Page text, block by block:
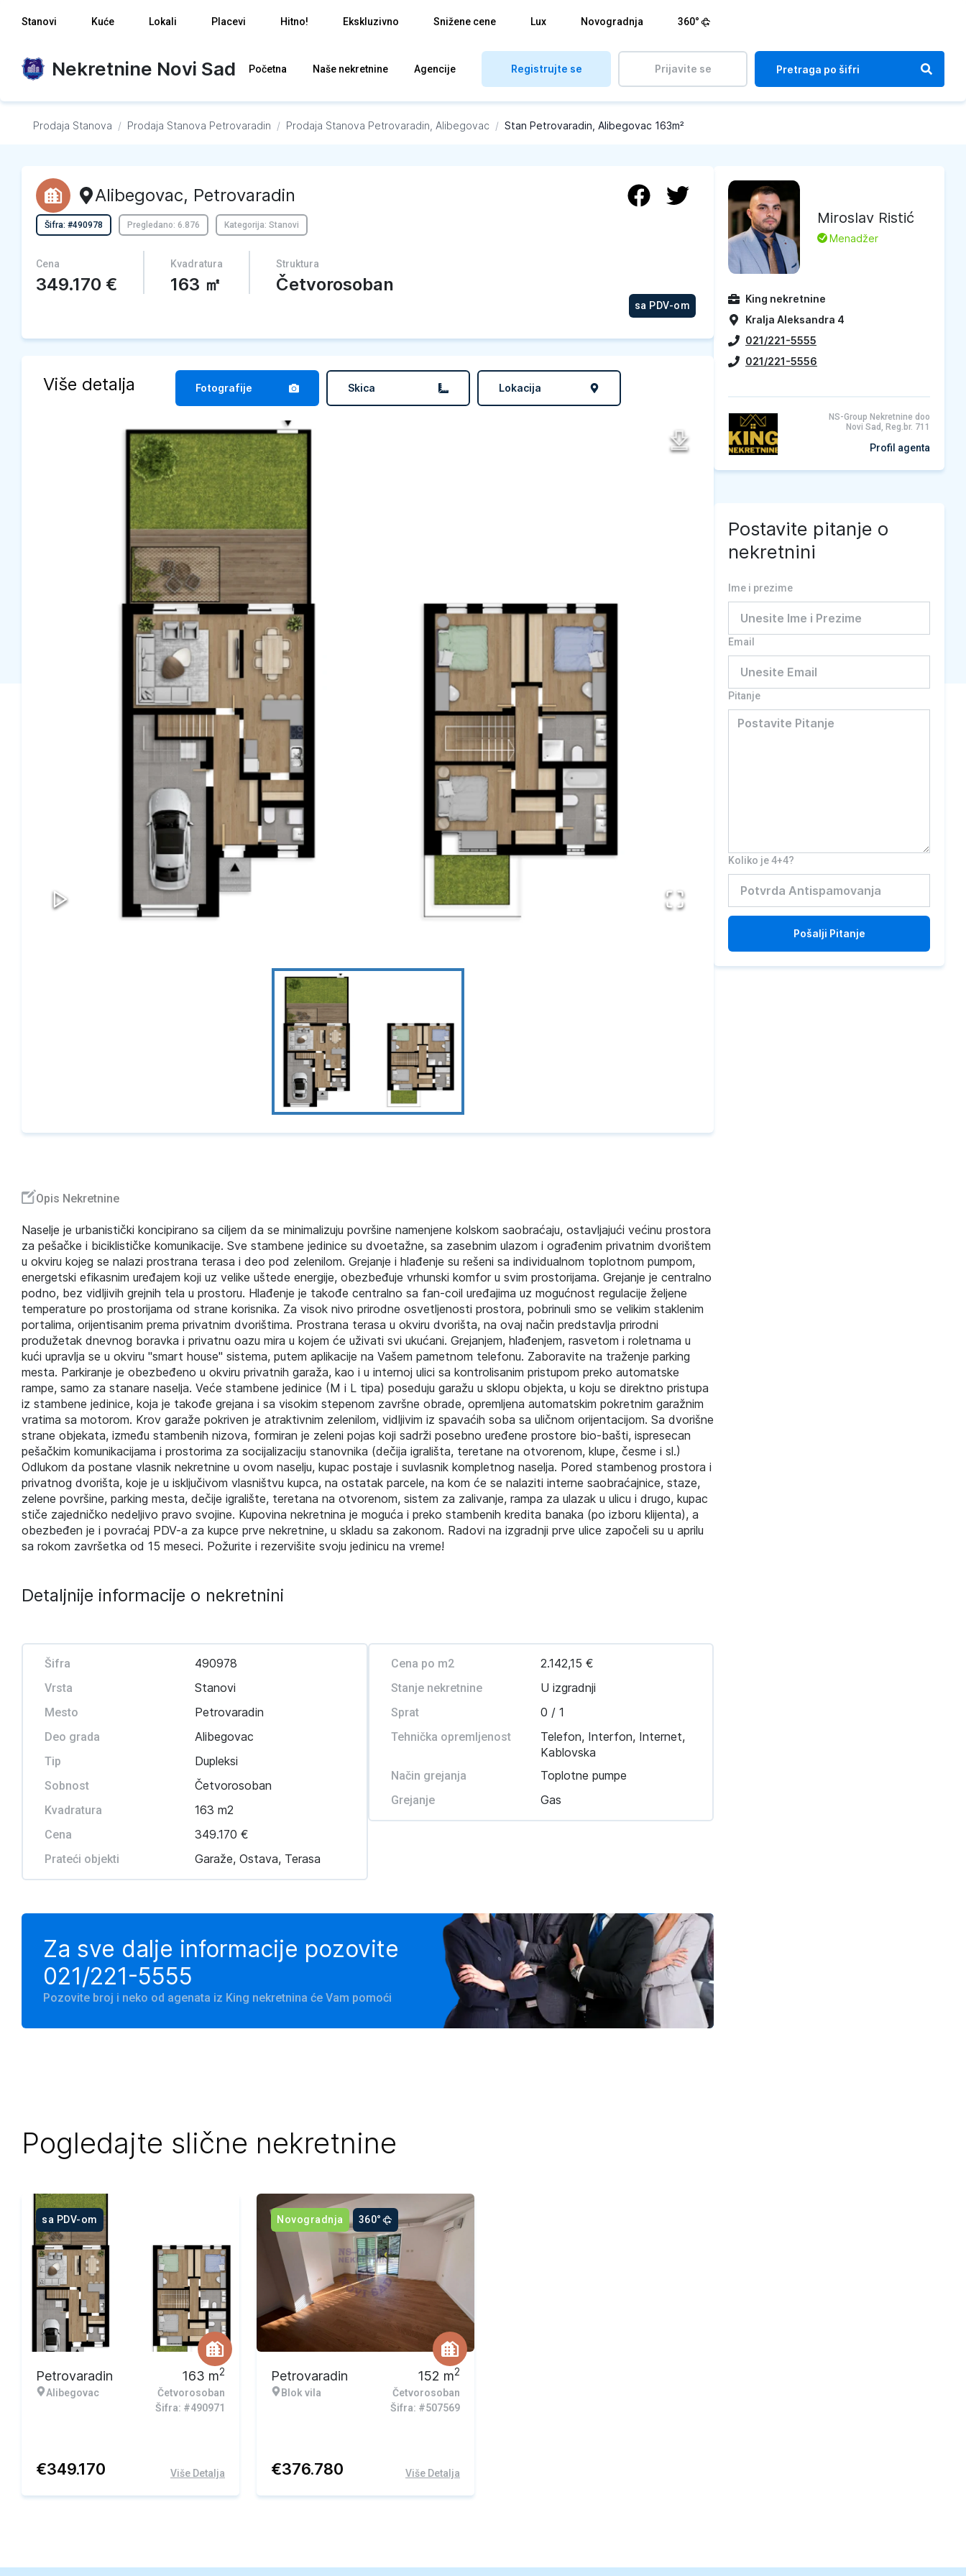
Stanovi Kuće Lokali Placevi Hitno! Ekskluzivno Snižene cene Lux Novogradnja 360°
Nekretnine Novi Sad Početna Naše nekretnine Agencije Registrujte se Prijavite se
Prodaja Stanova / Prodaja Stanova Petrovaradin / Prodaja Stanova Petrovaradin, Alibegovac / Stan Petrovaradin, Alibegovac 163m²
Alibegovac, Petrovaradin
Šifra: #490978 Pregledano: 6.876 Kategorija: Stanovi
Cena
349.170 €
Kvadratura
163 ㎡
Struktura
Četvorosoban
sa PDV-om
Više detalja Fotografije Skica Lokacija
Opis Nekretnine
Naselje je urbanistički koncipirano sa ciljem da se minimalizuju površine namenjene kolskom saobraćaju, ostavljajući većinu prostora
za pešačke i biciklističke komunikacije. Sve stambene jedinice su dvoetažne, sa zasebnim ulazom i ograđenim privatnim dvorištem
u okviru kojeg se nalazi prostrana terasa i deo pod zelenilom. Grejanje i hlađenje su rešeni sa individualnom toplotnom pumpom,
energetski efikasnim uređajem koji uz velike uštede energije, obezbeđuje vrhunski komfor u svim prostorijama. Grejanje je centralno
podno, bez vidljivih grejnih tela u prostoru. Hlađenje je takođe centralno sa fan-coil uređajima uz mogućnost regulacije željene
temperature po prostorijama od strane korisnika. Za visok nivo prirodne osvetljenosti prostora, pobrinuli smo se velikim staklenim
portalima, orijentisanim prema privatnim dvorištima. Prostrana terasa u okviru dvorišta, na ovaj način predstavlja prirodni
produžetak dnevnog boravka i privatnu oazu mira u kojem će uživati svi ukućani. Grejanjem, hlađenjem, rasvetom i roletnama u
kući upravlja se u okviru "smart house" sistema, putem aplikacije na Vašem pametnom telefonu. Zaboravite na traženje parking
mesta. Parkiranje je obezbeđeno u okviru privatnih garaža, kao i u internoj ulici sa kontrolisanim pristupom preko automatske
rampe, samo za stanare naselja. Veće stambene jedinice (M i L tipa) poseduju garažu u sklopu objekta, u koju se direktno pristupa
iz stambene jedinice, koja je takođe grejana i sa visokim stepenom završne obrade, opremljena automatskim pokretnim garažnim
vratima sa motorom. Krov garaže pokriven je atraktivnim zelenilom, vidljivim iz spavaćih soba sa uličnom orijentacijom. Sa dvorišne
strane objekata, između stambenih nizova, formiran je zeleni pojas koji sadrži posebno uređene prostore bio-bašti, ispresecan
pešačkim komunikacijama i prostorima za socijalizaciju stanovnika (dečija igrališta, teretane na otvorenom, klupe, česme i sl.)
Odlukom da postane vlasnik nekretnine u ovom naselju, kupac postaje i suvlasnik kompletnog naselja. Pored stambenog prostora i
privatnog dvorišta, koje je u isključivom vlasništvu kupca, na ostatak parcele, na kom će se nalaziti interne saobraćajnice, staze,
zelene površine, parking mesta, dečije igralište, teretana na otvorenom, sistem za zalivanje, rampa za ulazak u ulicu i drugo, kupac
stiče zajedničko nedeljivo pravo svojine. Kupovina nekretnina je moguća i preko stambenih kredita banaka (po izboru klijenta), a
obezbeđen je i povraćaj PDV-a za kupce prve nekretnine, u skladu sa zakonom. Radovi na izgradnji prve ulice započeli su u aprilu
sa rokom završetka od 15 meseci. Požurite i rezervišite svoju jedinicu na vreme!
Detaljnije informacije o nekretnini
Šifra 490978
Vrsta Stanovi
Mesto Petrovaradin
Deo grada Alibegovac
Tip Dupleksi
Sobnost Četvorosoban
Kvadratura 163 m2
Cena 349.170 €
Prateći objekti Garaže, Ostava, Terasa
Cena po m2 2.142,15 €
Stanje nekretnine U izgradnji
Sprat 0 / 1
Tehnička opremljenost
Telefon, Interfon, Internet,
Kablovska
Način grejanja Toplotne pumpe
Grejanje Gas
Za sve dalje informacije pozovite
021/221-5555
Pozovite broj i neko od agenata iz King nekretnina će Vam pomoći
Miroslav Ristić
L Menadžer
King nekretnine
Kralja Aleksandra 4
021/221-5555
021/221-5556
NS-Group Nekretnine doo
Novi Sad, Reg.br. 711
Profil agenta
Postavite pitanje o
nekretnini
Ime i prezime
Email
Pitanje
Koliko je 4+4?
Pošalji Pitanje
Pogledajte slične nekretnine
sa PDV-om
Petrovaradin
Alibegovac
163 m2
Četvorosoban
Šifra: #490971
€349.170 Više Detalja
Novogradnja 360°
Petrovaradin
Blok vila
152 m2
Četvorosoban
Šifra: #507569
€376.780 Više Detalja